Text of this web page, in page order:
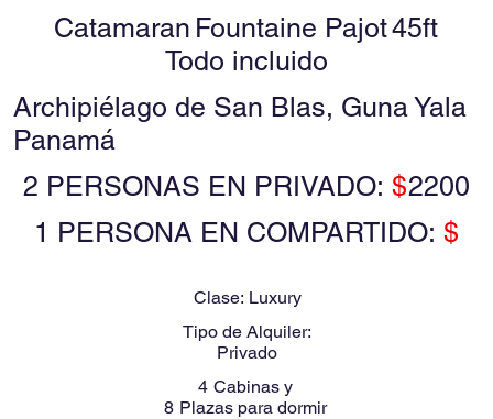
Catamaran Fountaine Pajot45ft
Todo incluido
Archipiélago de San Blas, Guna Yala
Panamá
2 PERSONAS EN PRIVADO:$2200
1 PERSONA EN COMPARTIDO: $
Clase: Luxury
Tipo de Alquiler:
Privado
4 Cabinas y
8 Plazas para dormir